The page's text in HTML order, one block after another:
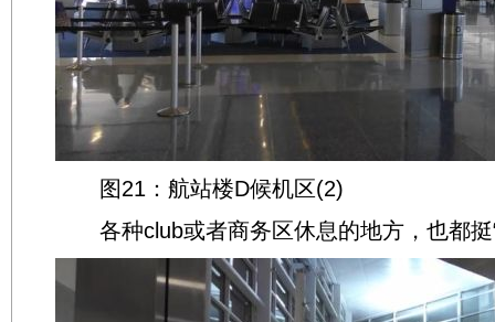
图21：航站楼D候机区(2)
各种club或者商务区休息的地方，也都挺